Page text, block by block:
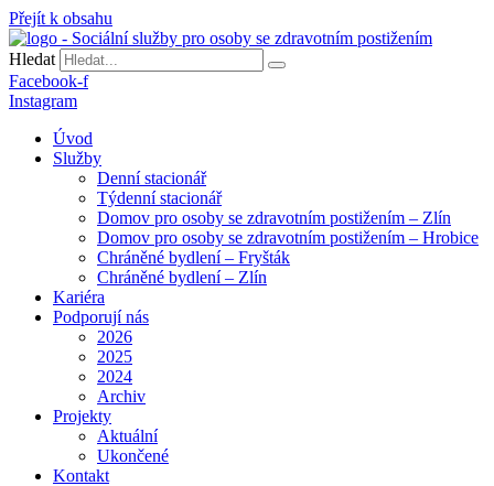
Přejít k obsahu
Hledat
Facebook-f
Instagram
Úvod
Služby
Denní stacionář
Týdenní stacionář
Domov pro osoby se zdravotním postižením – Zlín
Domov pro osoby se zdravotním postižením – Hrobice
Chráněné bydlení – Fryšták
Chráněné bydlení – Zlín
Kariéra
Podporují nás
2026
2025
2024
Archiv
Projekty
Aktuální
Ukončené
Kontakt